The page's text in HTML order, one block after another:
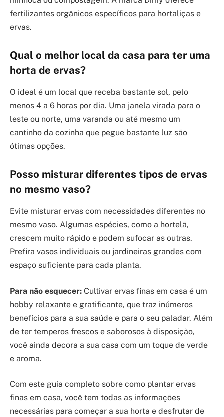
fertilizantes orgânicos específicos para hortaliças e
ervas.
Qual o melhor local da casa para ter uma
horta de ervas?
O ideal é um local que receba bastante sol, pelo
menos 4 a 6 horas por dia. Uma janela virada para o
leste ou norte, uma varanda ou até mesmo um
cantinho da cozinha que pegue bastante luz são
ótimas opções.
Posso misturar diferentes tipos de ervas
no mesmo vaso?
Evite misturar ervas com necessidades diferentes no
mesmo vaso. Algumas espécies, como a hortelã,
crescem muito rápido e podem sufocar as outras.
Prefira vasos individuais ou jardineiras grandes com
espaço suficiente para cada planta.
Para não esquecer: Cultivar ervas finas em casa é um
hobby relaxante e gratificante, que traz inúmeros
benefícios para a sua saúde e para o seu paladar. Além
de ter temperos frescos e saborosos à disposição,
você ainda decora a sua casa com um toque de verde
e aroma.
Com este guia completo sobre como plantar ervas
finas em casa, você tem todas as informações
necessárias para começar a sua horta e desfrutar de